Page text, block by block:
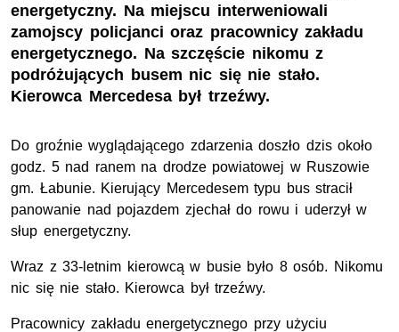
energetyczny. Na miejscu interweniowali
zamojscy policjanci oraz pracownicy zakładu
energetycznego. Na szczęście nikomu z
podróżujących busem nic się nie stało.
Kierowca Mercedesa był trzeźwy.
Do groźnie wyglądającego zdarzenia doszło dzis około
godz. 5 nad ranem na drodze powiatowej w Ruszowie
gm. Łabunie. Kierujący Mercedesem typu bus stracił
panowanie nad pojazdem zjechał do rowu i uderzył w
słup energetyczny.
Wraz z 33-letnim kierowcą w busie było 8 osób. Nikomu
nic się nie stało. Kierowca był trzeźwy.
Pracownicy zakładu energetycznego przy użyciu